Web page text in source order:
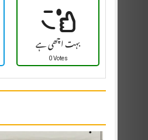
بہت اچھی ہے
0 Votes